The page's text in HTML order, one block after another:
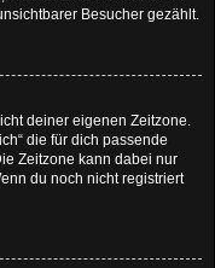
Besucher gezählt.
deiner eigenen Zeitzone.
die für dich passende
Zeitzone kann dabei nur
du noch nicht registriert